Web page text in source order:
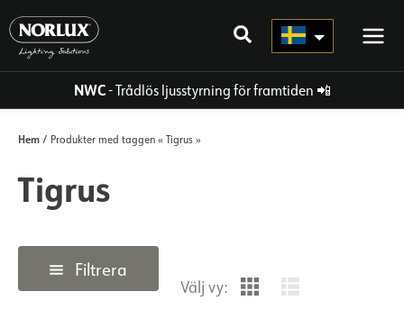
direkt
innehållet
NWC- Trådlös ljusstyrning för framtiden 📲
Hem / Produkter med taggen « Tigrus »
Tigrus
Filtrera
Välj vy: